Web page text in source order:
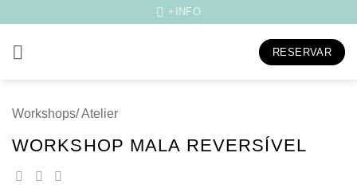
content
+INFO
RESERVAR
Workshops/ Atelier
WORKSHOP MALA REVERSÍVEL